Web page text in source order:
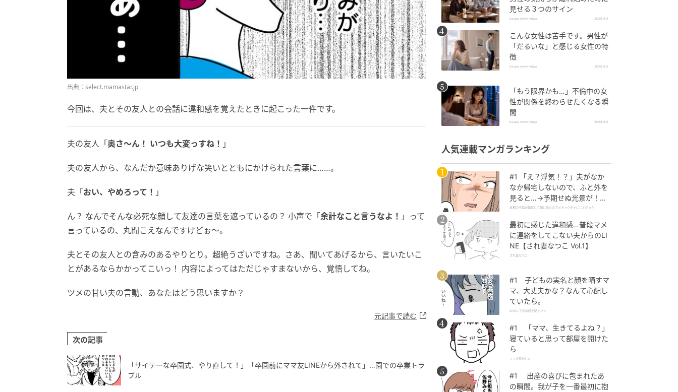
出典：select.mamastar.jp
今回は、夫とその友人との会話に違和感を覚えたときに起こった一件です。
夫の友人「奥さ～ん！ いつも大変っすね！ 」
夫の友人から、なんだか意味ありげな笑いとともにかけられた言葉に……。
夫「おい、やめろって！ 」
ん？ なんでそんな必死な顔して友達の言葉を遮っているの？ 小声で「余計なこと言うなよ！ 」って
言っているの、丸聞こえなんですけどぉ～。
夫とその友人との含みのあるやりとり。超絶うざいですね。さあ、聞いてあげるから、言いたいこ
とがあるならかかってこいっ！ 内容によってはただじゃすまないから、覚悟してね。
ツメの甘い夫の言動、あなたはどう思いますか？
元記事で読む
次の記事
「サイテーな卒園式、やり直して！」「卒園前にママ友LINEから外されて」…園での卒業トラ
ブル
見せる３つのサイン
beauty news tokyo 2026.8.5
こんな女性は苦手です。男性が
「だるいな」と感じる女性の特
徴
beauty news tokyo 2026.8.5
「もう限界かも…」不倫中の女
性が関係を終わらせたくなる瞬
間
beauty news tokyo 2026.8.6
人気連載マンガランキング
#1 「え？浮気！？」夫がなか
なか帰宅しないので、ふと外を
見ると…→予期せぬ光景が！｜
旦那の不倫が発覚して頭に来た
旦那の不倫が発覚して頭に来たのでメチャクチャにしてやった
最初に感じた違和感…普段マメ
に連絡をしてこない夫からのLI
NE【され妻なつこ Vol.1】
され妻なつこ
#1 子どもの実名と顔を晒すマ
マ、大丈夫かな？なんて心配し
ていたら。
SNSに子供の顔を晒すママ
#1 「ママ、生きてるよね？」
寝ていると思って部屋を開けた
ら
ママが家出した
#1 出産の喜びに包まれたあ
の瞬間。我が子を一番最初に抱